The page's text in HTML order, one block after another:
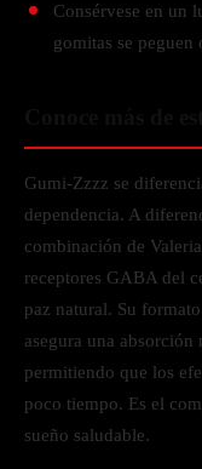
Consérvese en un
gomitas se
Gumi-Zzzz se
dependencia. A
combinación de
receptores GABA del
paz natural. Su
asegura una absorción
permitiendo que los
poco tiempo. Es el
sueño saludable.